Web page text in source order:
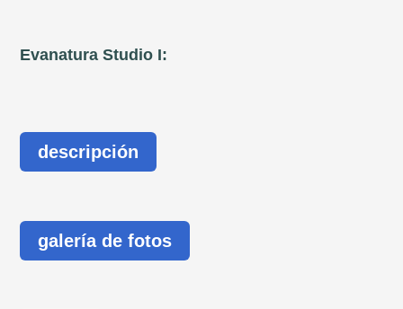
Evanatura Studio I:
descripción
galería de fotos